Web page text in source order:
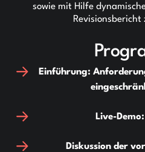
sowie mit Hilfe
Revisionsbericht
Einführung:
Live-
Diskussion der